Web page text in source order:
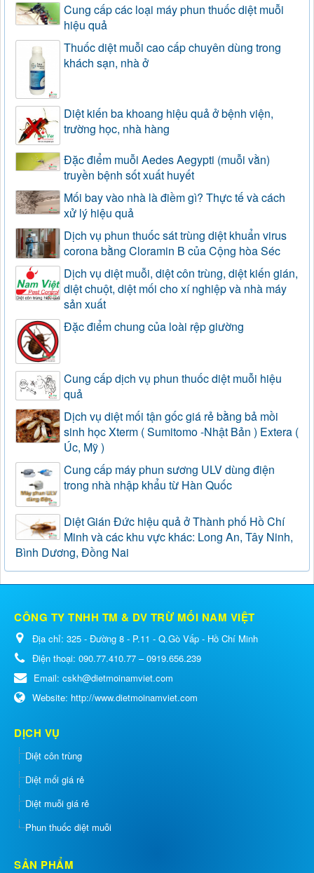
Cung cấp các loại máy phun thuốc diệt muỗi
hiệu quả
Thuốc diệt muỗi cao cấp chuyên dùng trong
khách sạn, nhà ở
Diệt kiến ba khoang hiệu quả ở bệnh viện,
trường học, nhà hàng
Đặc điểm muỗi Aedes Aegypti (muỗi vằn)
truyền bệnh sốt xuất huyết
Mối bay vào nhà là điềm gì? Thực tế và cách
xử lý hiệu quả
Dịch vụ phun thuốc sát trùng diệt khuẩn virus
corona bằng Cloramin B của Cộng hòa Séc
Dịch vụ diệt muỗi, diệt côn trùng, diệt kiến gián,
diệt chuột, diệt mối cho xí nghiệp và nhà máy
sản xuất
Đặc điểm chung của loài rệp giường
Cung cấp dịch vụ phun thuốc diệt muỗi hiệu
quả
Dịch vụ diệt mối tận gốc giá rẻ bằng bả mồi
sinh học Xterm ( Sumitomo -Nhật Bản ) Extera (
Úc, Mỹ )
Cung cấp máy phun sương ULV dùng điện
trong nhà nhập khẩu từ Hàn Quốc
Diệt Gián Đức hiệu quả ở Thành phố Hồ Chí
Minh và các khu vực khác: Long An, Tây Ninh,
Bình Dương, Đồng Nai
CÔNG TY TNHH TM & DV TRỪ MỐI NAM VIỆT
Địa chỉ: 325 - Đường 8 - P.11 - Q.Gò Vấp - Hồ Chí Minh
Điện thoại: 090.77.410.77 – 0919.656.239
Email: cskh@dietmoinamviet.com
Website: http://www.dietmoinamviet.com
DỊCH VỤ
Diệt côn trùng
Diệt mối giá rẻ
Diệt muỗi giá rẻ
Phun thuốc diệt muỗi
SẢN PHẨM